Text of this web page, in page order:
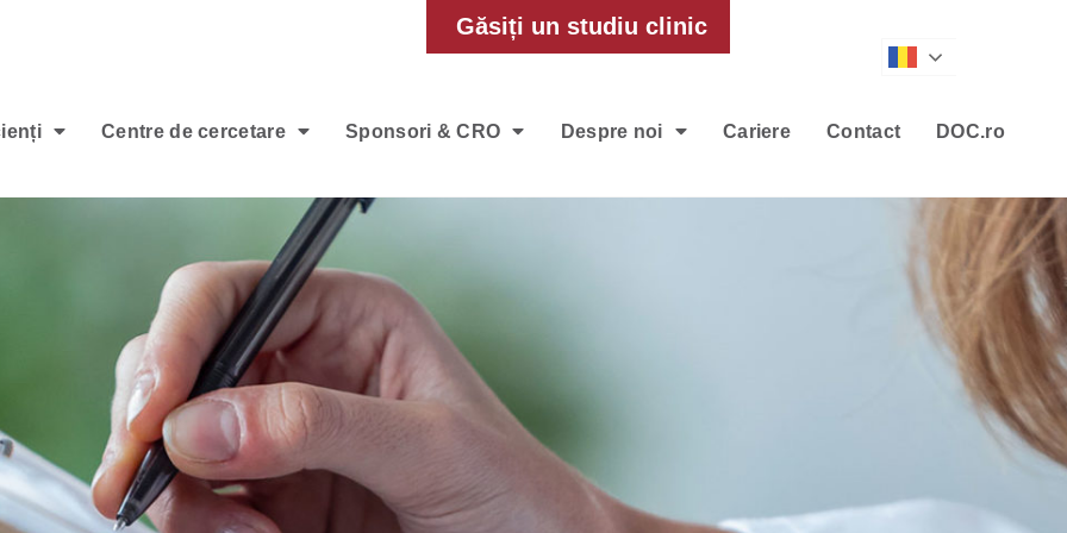
Găsiți un studiu clinic
Centre de cercetare Sponsori & CRO Despre noi Cariere Contact DOC.ro
Romanian